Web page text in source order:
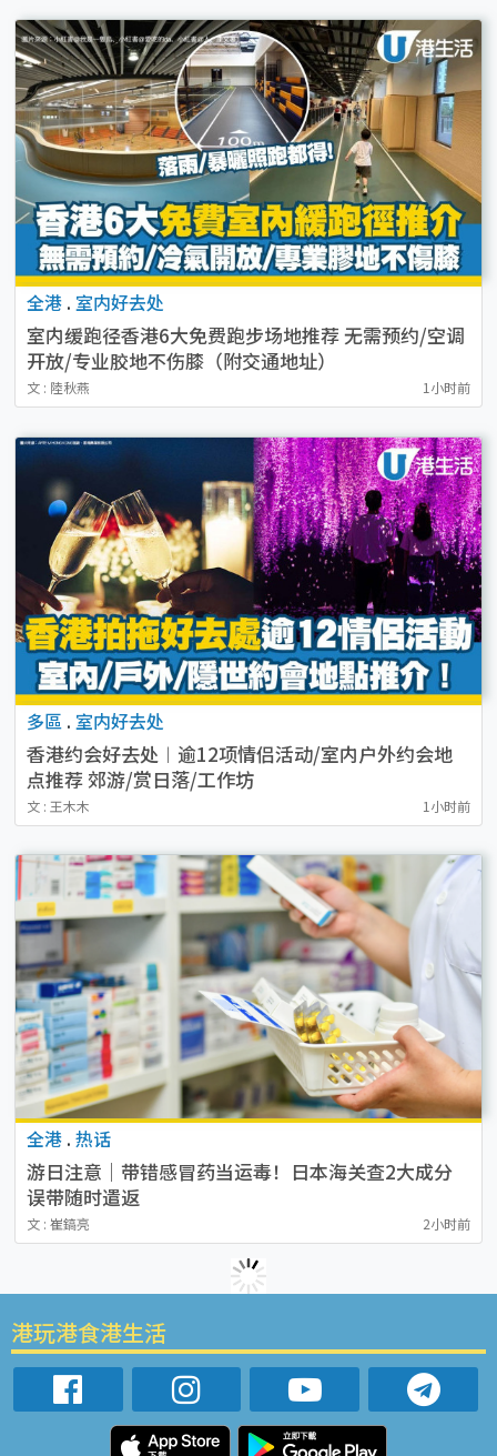
全港 . 室内好去处
室内缓跑径香港6大免费跑步场地推荐 无需预约/空调
开放/专业胶地不伤膝（附交通地址）
文 : 陸秋燕 1小时前
多區 . 室内好去处
香港约会好去处︱逾12项情侣活动/室内户外约会地
点推荐 郊游/赏日落/工作坊
文 : 王木木 1小时前
全港 . 热话
游日注意｜带错感冒药当运毒！日本海关查2大成分
误带随时遣返
文 : 崔鎬亮 2小时前
港玩港食港生活